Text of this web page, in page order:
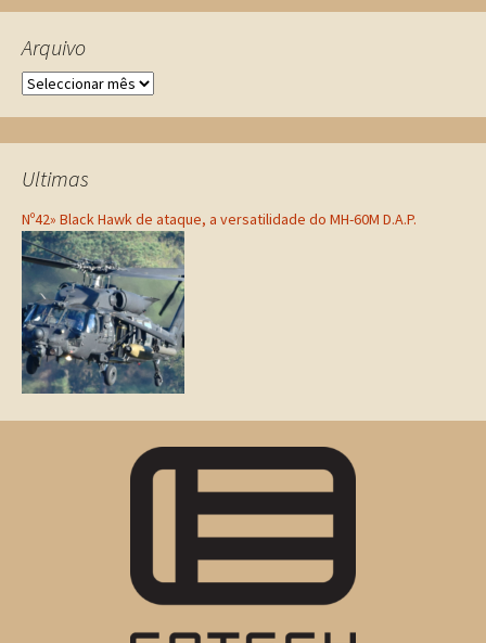
Arquivo
Ultimas
Nº42» Black Hawk de ataque, a versatilidade do MH-60M D.A.P.